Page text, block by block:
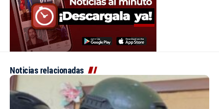
Noticias relacionadas